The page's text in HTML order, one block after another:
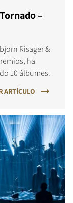
–
Risager &
ha
10 álbumes.
ARTÍCULO